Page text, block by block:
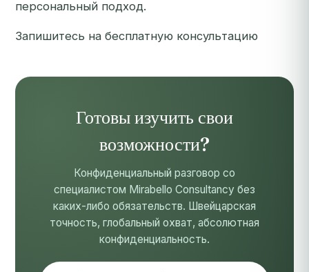
персональный подход.
Запишитесь на бесплатную консультацию
Готовы изучить свои
возможности?
Конфиденциальный разговор со
специалистом Mirabello Consultancy без
каких-либо обязательств. Швейцарская
точность, глобальный охват, абсолютная
конфиденциальность.